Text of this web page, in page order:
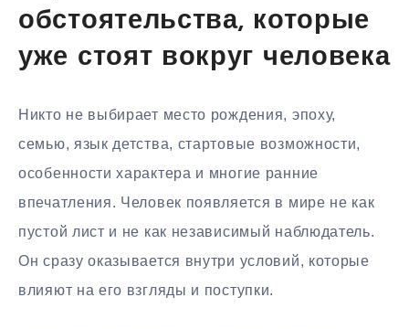
обстоятельства, которые
уже стоят вокруг человека
Никто не выбирает место рождения, эпоху,
семью, язык детства, стартовые возможности,
особенности характера и многие ранние
впечатления. Человек появляется в мире не как
пустой лист и не как независимый наблюдатель.
Он сразу оказывается внутри условий, которые
влияют на его взгляды и поступки.